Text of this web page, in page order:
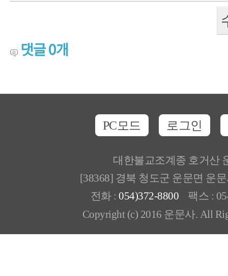
댓글0개
PC모드 로그인
대한불교조계종 호거산
[38368] 경북 청도군 운문면 운
전화 : 054)372-8800 팩스 :
Copyright (c) 2016 운문사. All